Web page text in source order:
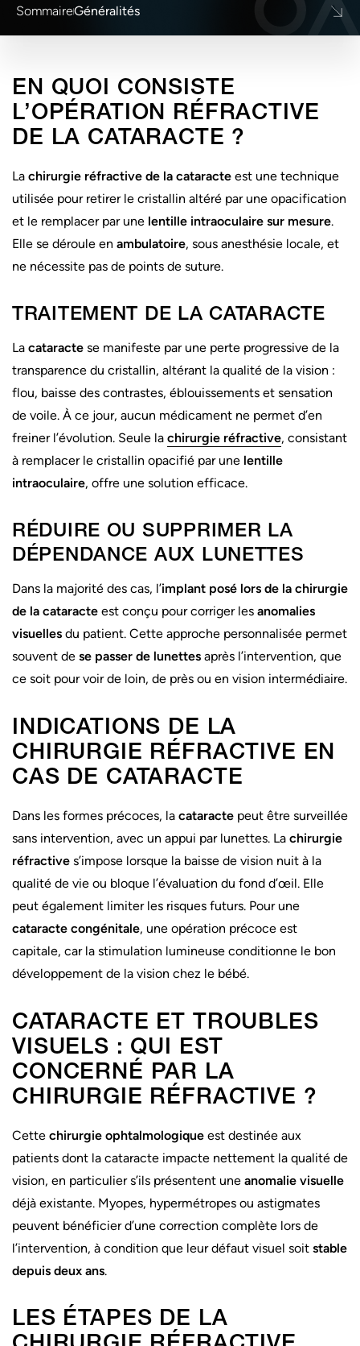
SommaireGénéralités
Indications
Troubles visuels
Étapes
Après l’opération
EN QUOI CONSISTE
L’OPÉRATION RÉFRACTIVE
DE LA CATARACTE ?
La chirurgie réfractive de la cataracte est une technique
utilisée pour retirer le cristallin altéré par une opacification
et le remplacer par une lentille intraoculaire sur mesure.
Elle se déroule en ambulatoire, sous anesthésie locale, et
ne nécessite pas de points de suture.
TRAITEMENT DE LA CATARACTE
La cataracte se manifeste par une perte progressive de la
transparence du cristallin, altérant la qualité de la vision :
flou, baisse des contrastes, éblouissements et sensation
de voile. À ce jour, aucun médicament ne permet d’en
freiner l’évolution. Seule la chirurgie réfractive, consistant
à remplacer le cristallin opacifié par une lentille
intraoculaire, offre une solution efficace.
RÉDUIRE OU SUPPRIMER LA
DÉPENDANCE AUX LUNETTES
Dans la majorité des cas, l’implant posé lors de la chirurgie
de la cataracte est conçu pour corriger les anomalies
visuelles du patient. Cette approche personnalisée permet
souvent de se passer de lunettes après l’intervention, que
ce soit pour voir de loin, de près ou en vision intermédiaire.
INDICATIONS DE LA
CHIRURGIE RÉFRACTIVE EN
CAS DE CATARACTE
Dans les formes précoces, la cataracte peut être surveillée
sans intervention, avec un appui par lunettes. La chirurgie
réfractive s’impose lorsque la baisse de vision nuit à la
qualité de vie ou bloque l’évaluation du fond d’œil. Elle
peut également limiter les risques futurs. Pour une
cataracte congénitale, une opération précoce est
capitale, car la stimulation lumineuse conditionne le bon
développement de la vision chez le bébé.
CATARACTE ET TROUBLES
VISUELS : QUI EST
CONCERNÉ PAR LA
CHIRURGIE RÉFRACTIVE ?
Cette chirurgie ophtalmologique est destinée aux
patients dont la cataracte impacte nettement la qualité de
vision, en particulier s’ils présentent une anomalie visuelle
déjà existante. Myopes, hypermétropes ou astigmates
peuvent bénéficier d’une correction complète lors de
l’intervention, à condition que leur défaut visuel soit stable
depuis deux ans.
LES ÉTAPES DE LA